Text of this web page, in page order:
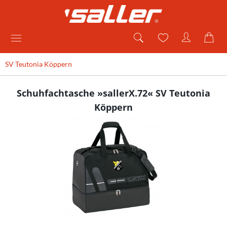
SV Teutonia Köppern
Schuhfachtasche »sallerX.72« SV Teutonia
Köppern